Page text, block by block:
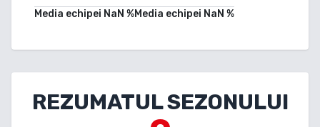
Media echipei NaN %Media echipei NaN %
REZUMATUL SEZONULUI